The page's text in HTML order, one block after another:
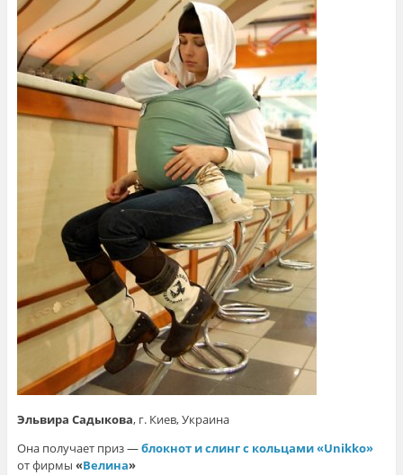
Эльвира Садыкова, г. Киев, Украина
Она получает приз —блокнот и слинг с кольцами «Unikko»
от фирмы «Велина»